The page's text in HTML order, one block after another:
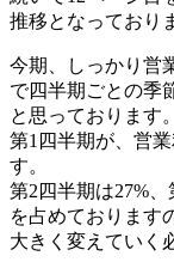
推移となっており
今期、しっかり営
で四半期ごとの季
と思っております。
第1四半期が、営
す。
第2四半期は27%
を占めております
大きく変えていく